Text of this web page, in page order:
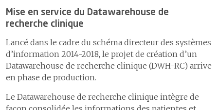
Mise en service du Datawarehouse de
recherche clinique
Lancé dans le cadre du schéma directeur des systèmes
d’information 2014-2018, le projet de création d’un
Datawarehouse de recherche clinique (DWH-RC) arrive
en phase de production.
Le Datawarehouse de recherche clinique intègre de